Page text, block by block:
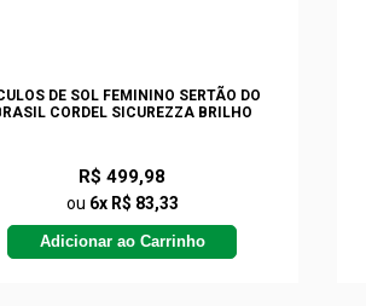
DE SOL FEMININO SERTÃO DO
CORDEL SICUREZZA BRILHO
R$ 499,98
ou 6x R$ 83,33
Adicionar ao Carrinho